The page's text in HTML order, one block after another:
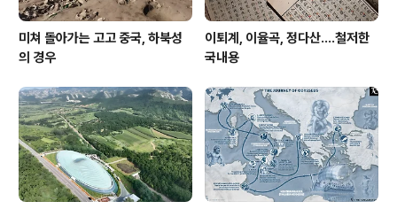
미쳐 돌아가는 고고 중국, 하북성
의 경우
이퇴계, 이율곡, 정다산....철저한
국내용